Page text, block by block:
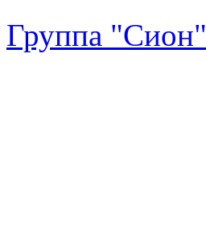
Группа "Сион"